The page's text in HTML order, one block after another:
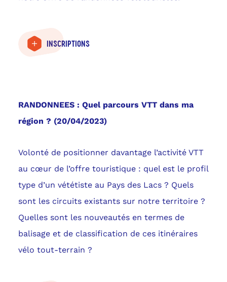
INSCRIPTIONS
RANDONNEES: Quel parcours VTT dans ma
région ? (20/04/2023)
Volonté de positionner davantage l’activité VTT
au cœur de l’offre touristique : quel est le profil
type d’un vététiste au Pays des Lacs ? Quels
sont les circuits existants sur notre territoire ?
Quelles sont les nouveautés en termes de
balisage et de classification de ces itinéraires
vélo tout-terrain ?